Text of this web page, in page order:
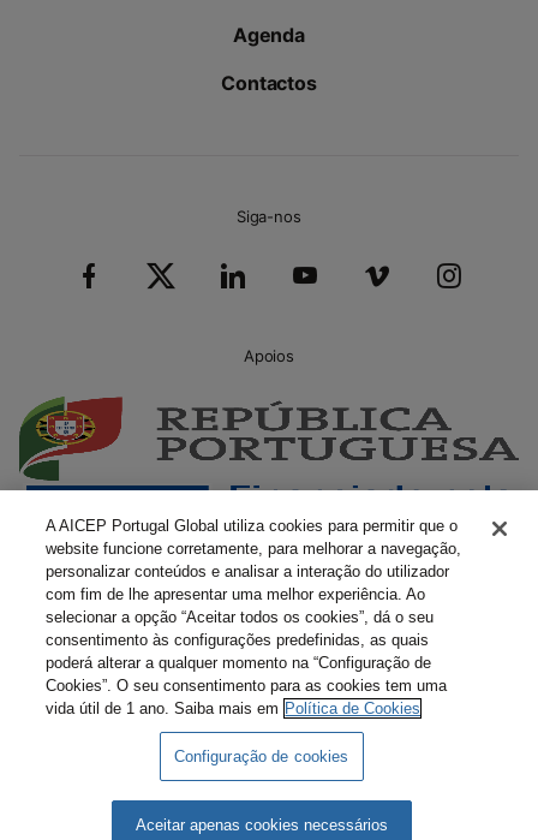
Agenda
Contactos
Siga-nos
Apoios
Livro Amarelo Eletrónico
Política de Privacidade Política de Cookies
A AICEP Portugal Global utiliza cookies para permitir que o
website funcione corretamente, para melhorar a navegação,
personalizar conteúdos e analisar a interação do utilizador
com fim de lhe apresentar uma melhor experiência. Ao
selecionar a opção “Aceitar todos os cookies”, dá o seu
consentimento às configurações predefinidas, as quais
poderá alterar a qualquer momento na “Configuração de
Cookies”. O seu consentimento para as cookies tem uma
vida útil de 1 ano. Saiba mais em Política de Cookies
Configuração de cookies
Aceitar apenas cookies necessários